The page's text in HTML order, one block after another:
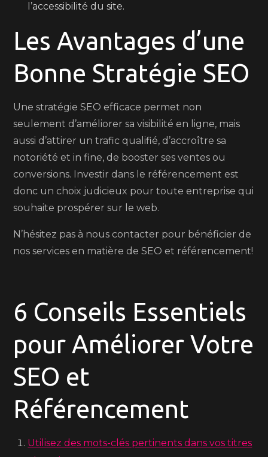
l’accessibilité du site.
Les Avantages d’une
Bonne Stratégie SEO
Une stratégie SEO efficace permet non
seulement d’améliorer sa visibilité en ligne, mais
aussi d’attirer un trafic qualifié, d’accroître sa
notoriété et in fine, de booster ses ventes ou
conversions. Investir dans le référencement est
donc un choix judicieux pour toute entreprise qui
souhaite prospérer sur le web.
N’hésitez pas à nous contacter pour bénéficier de
nos services en matière de SEO et référencement!
6 Conseils Essentiels
pour Améliorer Votre
SEO et
Référencement
Utilisez des mots-clés pertinents dans vos titres